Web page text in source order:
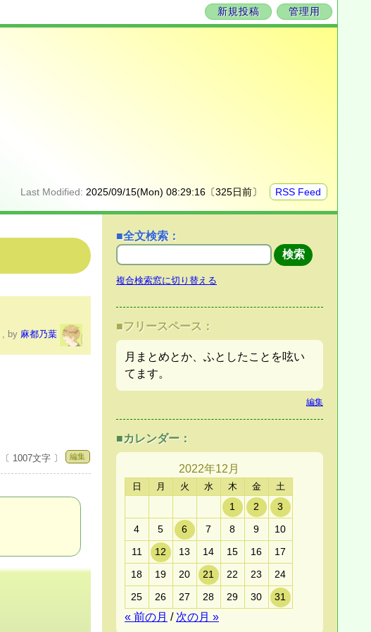
新規投稿 管理用
Last Modified:2025/09/15(Mon) 08:29:16〔325日前〕 RSS Feed
, by 麻都乃葉
〔 1007文字 〕 編集
■全文検索：
複合検索窓に切り替える
■フリースペース：
月まとめとか、ふとしたことを呟い
てます。
編集
■カレンダー：
2022年12月
日 月 火 水 木 金 土
1 2
3
4
5 6 7 8 9
10
11
12 13 14 15 16
17
18
19 20 21 22 23
24
25
26 27 28 29 30 31
« 前の月 / 次の月 »